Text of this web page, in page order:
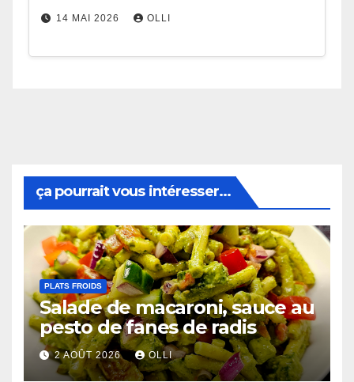
14 MAI 2026 OLLI
ça pourrait vous intéresser...
PLATS FROIDS
Salade de macaroni, sauce au
pesto de fanes de radis
2 AOÛT 2026 OLLI